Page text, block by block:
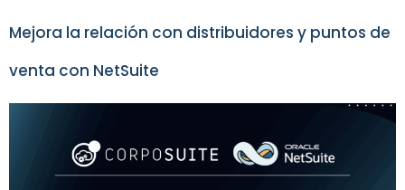
Mejora la relación con distribuidores y puntos de
venta con NetSuite